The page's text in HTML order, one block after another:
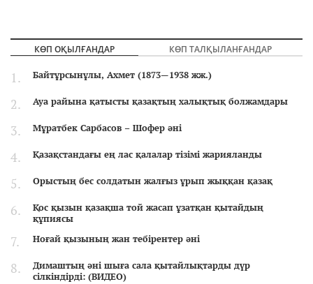
КӨП ОҚЫЛҒАНДАР КӨП ТАЛҚЫЛАНҒАНДАР
Байтұрсынұлы, Ахмет (1873—1938 жж.)
Ауа райына қатысты қазақтың халықтық болжамдары
Мұратбек Сарбасов – Шофер әні
Қазақстандағы ең лас қалалар тізімі жарияланды
Орыстың бес солдатын жалғыз ұрып жыққан қазақ
Қос қызын қазақша той жасап ұзатқан қытайдың
құпиясы
Ноғай қызының жан тебірентер әні
Димаштың әні шыға сала қытайлықтарды дүр
сілкіндірді: (ВИДЕО)